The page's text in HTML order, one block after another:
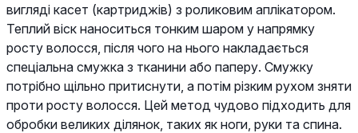
вигляді касет (картриджів) з роликовим аплікатором.
Теплий віск наноситься тонким шаром у напрямку
росту волосся, після чого на нього накладається
спеціальна смужка з тканини або паперу. Смужку
потрібно щільно притиснути, а потім різким рухом зняти
проти росту волосся. Цей метод чудово підходить для
обробки великих ділянок, таких як ноги, руки та спина.